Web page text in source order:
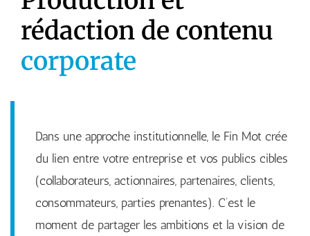
rédaction de contenu
corporate
Dans une approche institutionnelle, le Fin Mot crée
du lien entre votre entreprise et vos publics cibles
(collaborateurs, actionnaires, partenaires, clients,
consommateurs, parties prenantes). C’est le
moment de partager les ambitions et la vision de